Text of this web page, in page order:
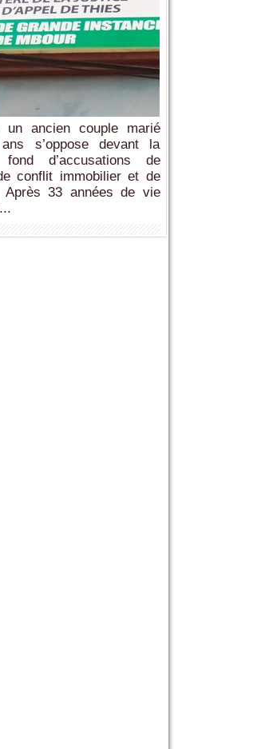
un ancien couple marié
s’oppose devant la
d’accusations de
conflit immobilier et de
33 années de vie